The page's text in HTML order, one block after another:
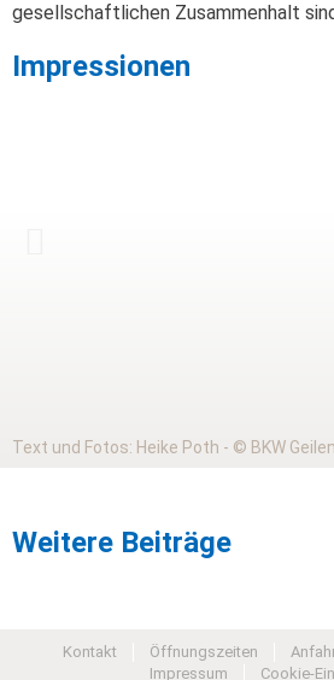
gesellschaftlichen Zusammenhalt
Impressionen
Text und Fotos: Heike Poth - © BKW
Weitere Beiträge
Kontakt Öffnungszeiten
Impressum
Cookie-